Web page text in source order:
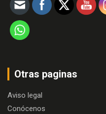
Otras paginas
Aviso legal
Conócenos